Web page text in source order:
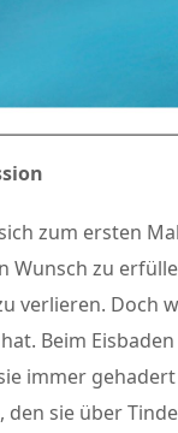
zum ersten
Wunsch zu
verlieren. Doch
Beim
immer
den sie über